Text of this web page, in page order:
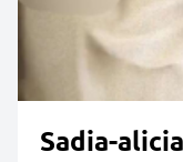
Sadia-alicia